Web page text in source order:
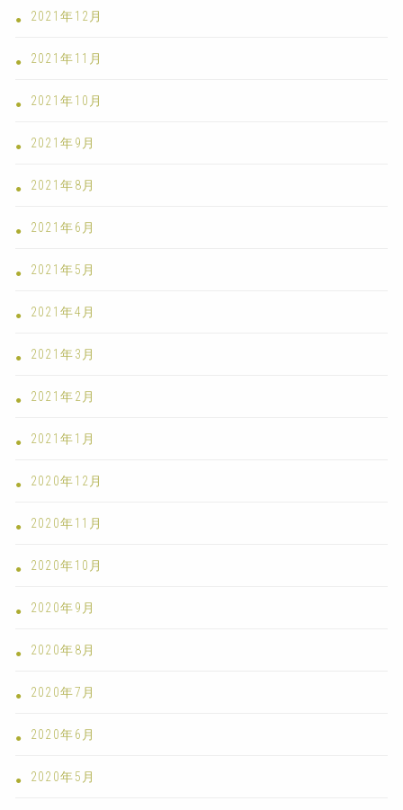
2021年12月
2021年11月
2021年10月
2021年9月
2021年8月
2021年6月
2021年5月
2021年4月
2021年3月
2021年2月
2021年1月
2020年12月
2020年11月
2020年10月
2020年9月
2020年8月
2020年7月
2020年6月
2020年5月